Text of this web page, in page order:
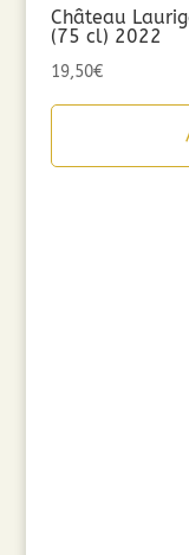
Château
(75 cl) 2022
19,50€